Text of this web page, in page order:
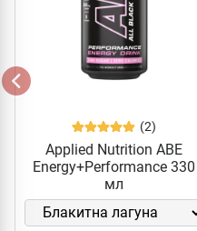
(2)
Applied Nutrition ABE
Energy+Performance 330
мл